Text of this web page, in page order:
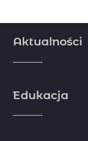
Aktualności
doniesienia dzięki
zobacz więcej
Edukacja